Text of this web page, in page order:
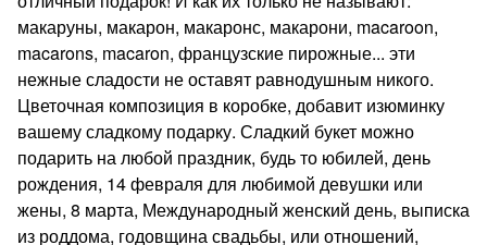
макаруны, макарон, макаронс, макарони, macaroon,
macarons, macaron, французские пирожные... эти
нежные сладости не оставят равнодушным никого.
Цветочная композиция в коробке, добавит изюминку
вашему сладкому подарку. Сладкий букет можно
подарить на любой праздник, будь то юбилей, день
рождения, 14 февраля для любимой девушки или
жены, 8 марта, Международный женский день, выписка
из роддома, годовщина свадьбы, или отношений,